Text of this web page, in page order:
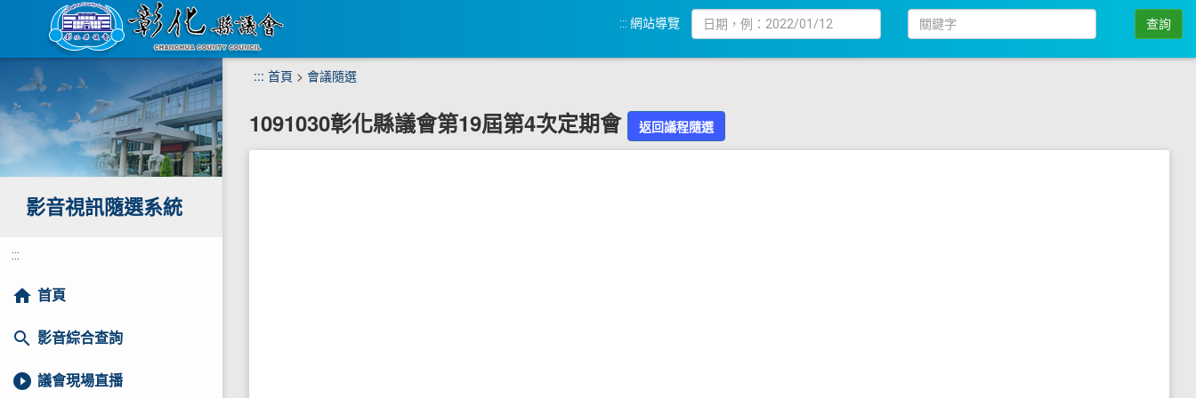
主
要
容
區
::: 網站導覽
期
鍵
查詢
影音視訊隨選系統
:::
home 首頁
search 影音綜合查詢
play_circle_filled 議會現場直播
::: 首頁 > 會議隨選
1091030彰化縣議會第19屆第4次定期會 返回議程隨選